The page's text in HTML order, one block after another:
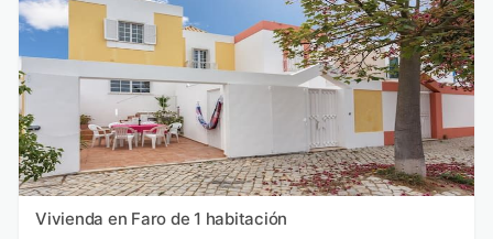
Vivienda en Faro de 1 habitación